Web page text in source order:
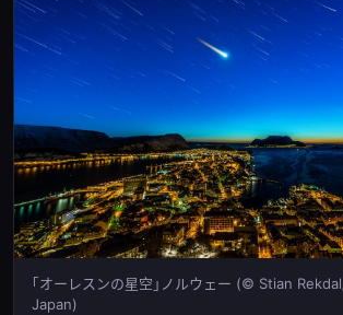
｢オーレスンの星空｣ノルウェー (© Stian
Japan)